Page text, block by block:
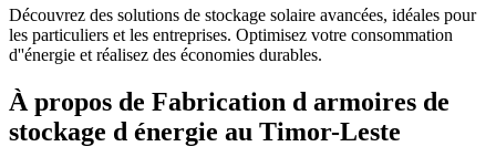
Découvrez des solutions de stockage solaire avancées, idéales pour
les particuliers et les entreprises. Optimisez votre consommation
d''énergie et réalisez des économies durables.
À propos de Fabrication d armoires de
stockage d énergie au Timor-Leste